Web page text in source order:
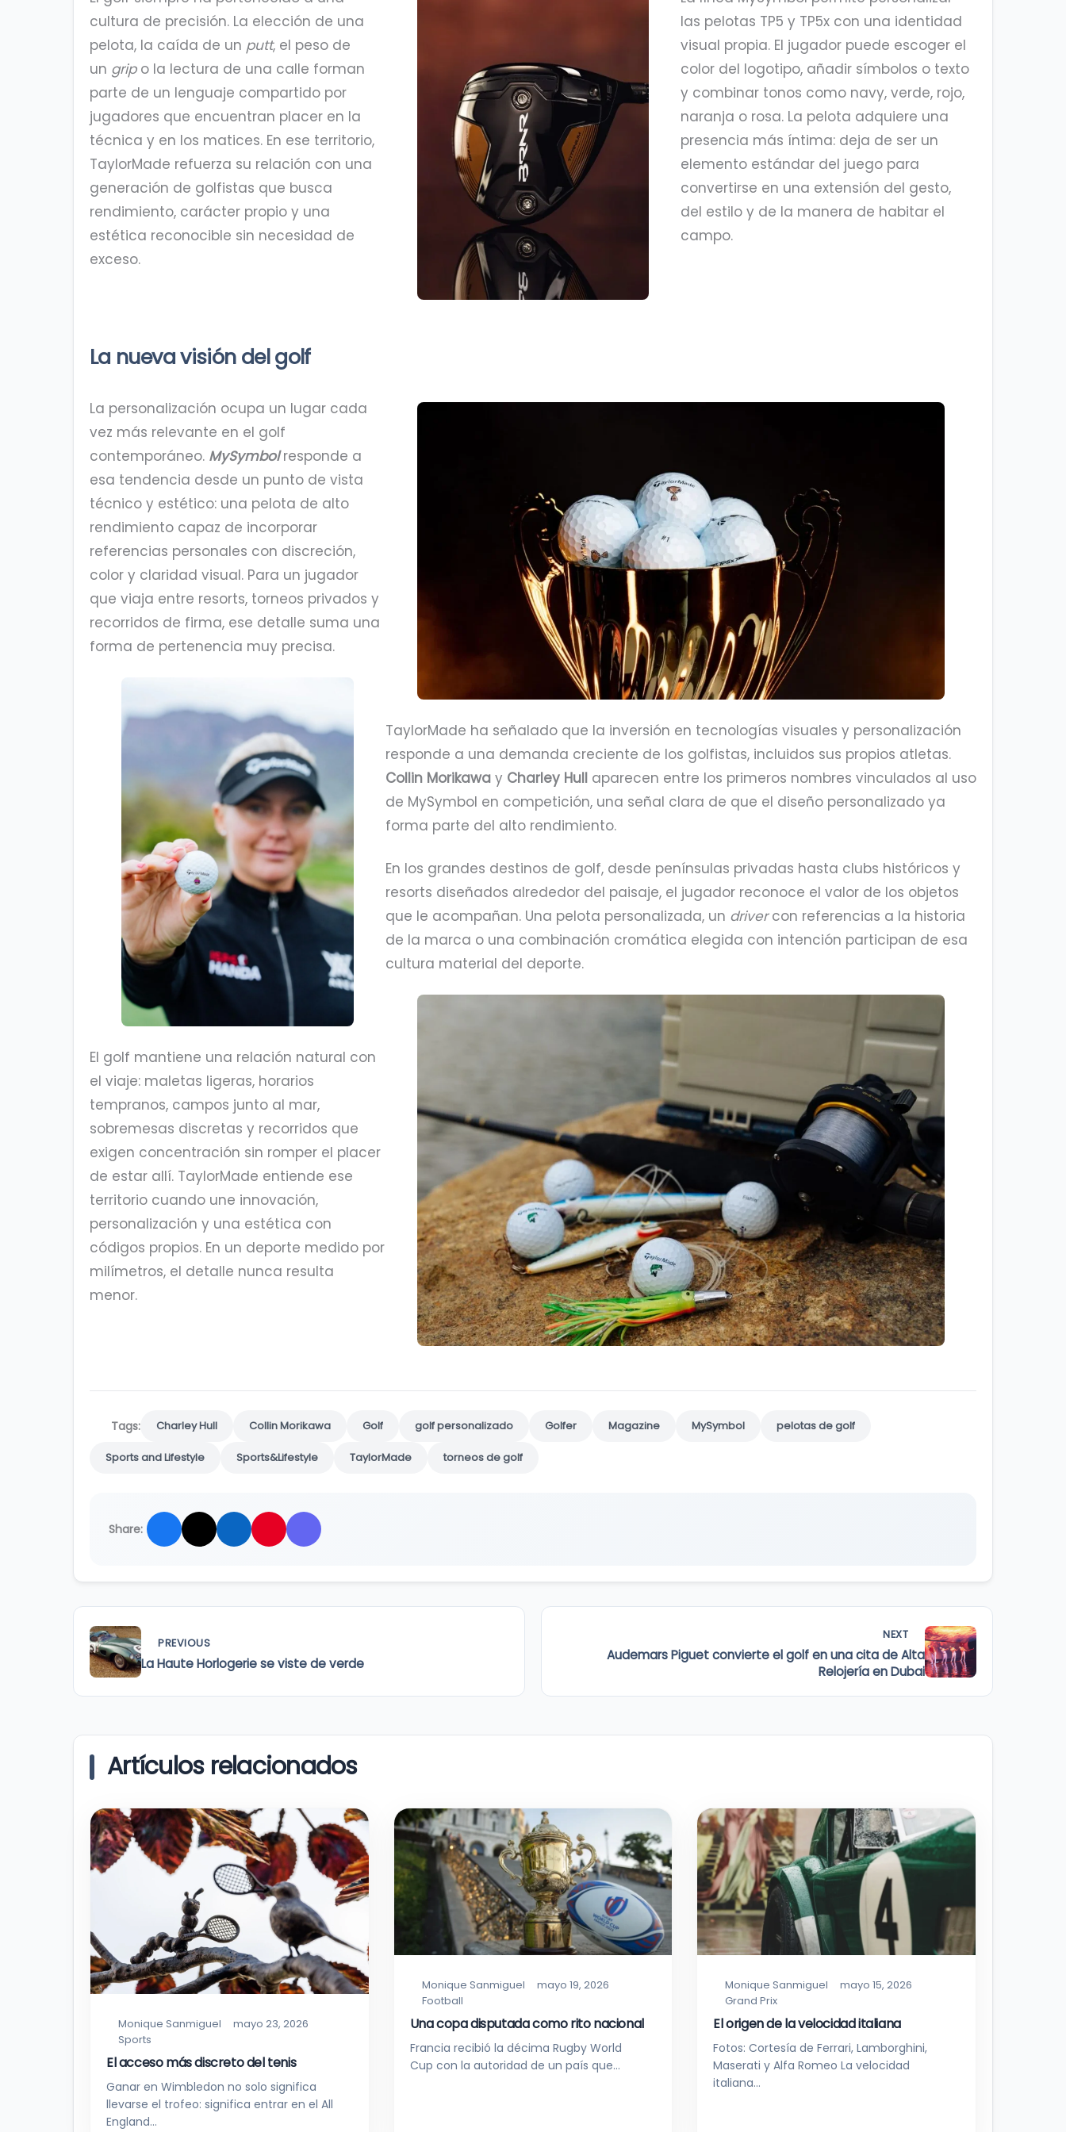
cultura de precisión. La elección de una
pelota, la caída de un putt, el peso de
un gripo la lectura de una calle forman
parte de un lenguaje compartido por
jugadores que encuentran placer en la
técnica y en los matices. En ese territorio,
TaylorMade refuerza su relación con una
generación de golfistas que busca
rendimiento, carácter propio y una
estética reconocible sin necesidad de
exceso.
las pelotas TP5 y TP5x con una identidad
visual propia. El jugador puede escoger el
color del logotipo, añadir símbolos o texto
y combinar tonos como navy, verde, rojo,
naranja o rosa. La pelota adquiere una
presencia más íntima: deja de ser un
elemento estándar del juego para
convertirse en una extensión del gesto,
del estilo y de la manera de habitar el
campo.
La nueva visión del golf
La personalización ocupa un lugar cada
vez más relevante en el golf
contemporáneo. MySymbolresponde a
esa tendencia desde un punto de vista
técnico y estético: una pelota de alto
rendimiento capaz de incorporar
referencias personales con discreción,
color y claridad visual. Para un jugador
que viaja entre resorts, torneos privados y
recorridos de firma, ese detalle suma una
forma de pertenencia muy precisa.
El golf mantiene una relación natural con
el viaje: maletas ligeras, horarios
tempranos, campos junto al mar,
sobremesas discretas y recorridos que
exigen concentración sin romper el placer
de estar allí. TaylorMade entiende ese
territorio cuando une innovación,
personalización y una estética con
códigos propios. En un deporte medido por
milímetros, el detalle nunca resulta
menor.
TaylorMade ha señalado que la inversión en tecnologías visuales y personalización
responde a una demanda creciente de los golfistas, incluidos sus propios atletas.
Collin Morikaway Charley Hullaparecen entre los primeros nombres vinculados al uso
de MySymbol en competición, una señal clara de que el diseño personalizado ya
forma parte del alto rendimiento.
En los grandes destinos de golf, desde penínsulas privadas hasta clubs históricos y
resorts diseñados alrededor del paisaje, el jugador reconoce el valor de los objetos
que le acompañan. Una pelota personalizada, un drivercon referencias a la historia
de la marca o una combinación cromática elegida con intención participan de esa
cultura material del deporte.
Tags: Charley Hull Collin Morikawa Golf golf personalizado Golfer Magazine MySymbol pelotas de golf
Sports and Lifestyle Sports&Lifestyle TaylorMade torneos de golf
Share:
PREVIOUS
La Haute Horlogerie se viste de verde
NEXT
Audemars Piguet convierte el golf en una cita de Alta
Relojería en Dubai
Artículos relacionados
Monique Sanmiguel
mayo 23, 2026
Sports
El acceso más discreto del tenis
Ganar en Wimbledon no solo significa
llevarse el trofeo: significa entrar en el All
England…
Monique Sanmiguel
mayo 19, 2026
Football
Una copa disputada como rito nacional
Francia recibió la décima Rugby World
Cup con la autoridad de un país que…
Monique Sanmiguel
mayo 15, 2026
Grand Prix
El origen de la velocidad italiana
Fotos: Cortesía de Ferrari, Lamborghini,
Maserati y Alfa Romeo La velocidad
italiana…